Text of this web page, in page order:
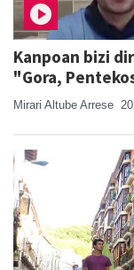
Kanpoan bizi
"Gora,
Mirari Altube Arrese